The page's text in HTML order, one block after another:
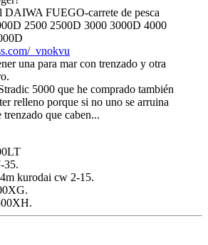
DAIWA FUEGO-carrete de pesca
2500 2500D 3000 3000D 4000
_vnokvu
una para mar con trenzado y otra
5000 que he comprado también
relleno porque si no uno se arruina
que caben...
35.
kurodai cw 2-15.